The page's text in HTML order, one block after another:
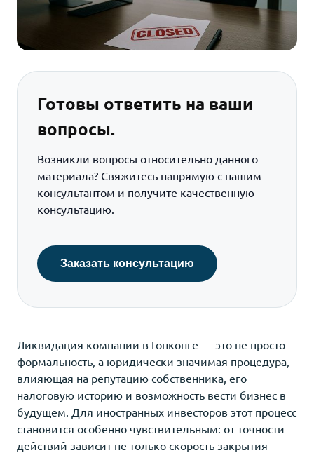
Готовы ответить на ваши
вопросы.
Возникли вопросы относительно данного
материала? Свяжитесь напрямую с нашим
консультантом и получите качественную
консультацию.
Заказать консультацию
Ликвидация компании в Гонконге — это не просто
формальность, а юридически значимая процедура,
влияющая на репутацию собственника, его
налоговую историю и возможность вести бизнес в
будущем. Для иностранных инвесторов этот процесс
становится особенно чувствительным: от точности
действий зависит не только скорость закрытия